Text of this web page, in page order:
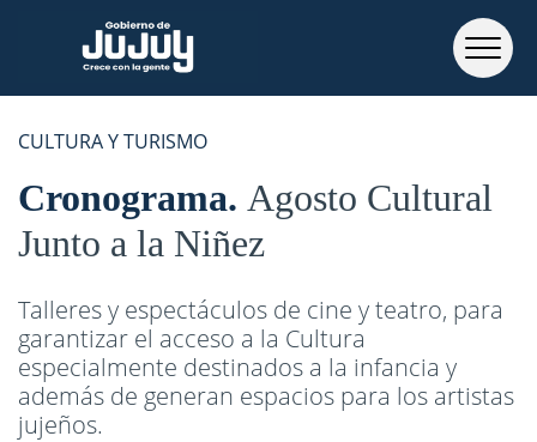
CULTURA Y TURISMO
Cronograma Agosto Cultural
Junto a la Niñez
Talleres y espectáculos de cine y teatro, para
garantizar el acceso a la Cultura
especialmente destinados a la infancia y
además de generan espacios para los artistas
jujeños.